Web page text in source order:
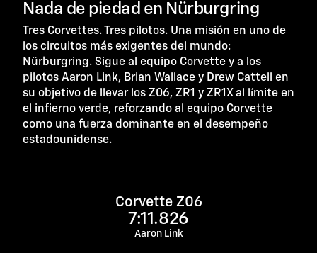
Nada de piedad en Nürburgring
Tres Corvettes. Tres pilotos. Una misión en uno de
los circuitos más exigentes del mundo:
Nürburgring. Sigue al equipo Corvette y a los
pilotos Aaron Link, Brian Wallace y Drew Cattell en
su objetivo de llevar los Z06, ZR1 y ZR1X al límite en
el infierno verde, reforzando al equipo Corvette
como una fuerza dominante en el desempeño
estadounidense.
Corvette Z06
7:11.826
Aaron Link